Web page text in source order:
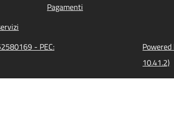
Pagamenti
- PEC:
10.41.2)